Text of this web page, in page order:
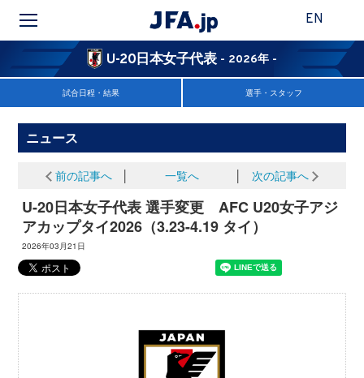
EN
U-20日本女子代表 - 2026年 -
試合日程・結果 選手・スタッフ
ニュース
前の記事へ 一覧へ 次の記事へ
U-20日本女子代表 選手変更 AFC U20女子アジ
アカップタイ2026（3.23-4.19 タイ）
2026年03月21日